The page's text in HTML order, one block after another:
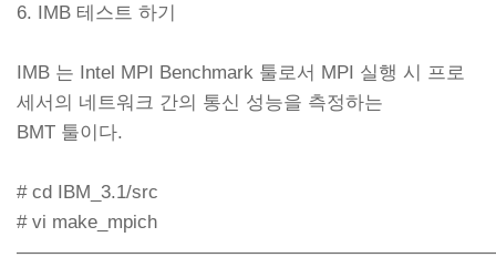
6. IMB 테스트 하기
IMB 는 Intel MPI Benchmark 툴로서 MPI 실행 시 프로
세서의 네트워크 간의 통신 성능을 측정하는
BMT 툴이다.
# cd IBM_3.1/src
# vi make_mpich